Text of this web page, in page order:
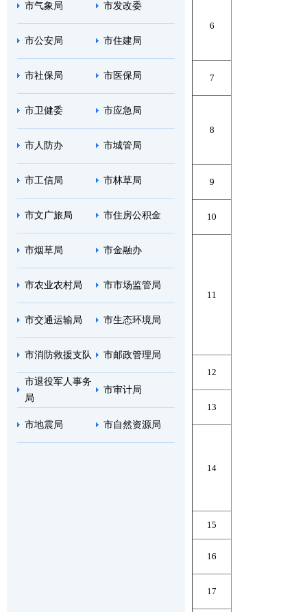
市气象局 市发改委
市公安局 市住建局
市社保局 市医保局
市卫健委 市应急局
市人防办 市城管局
市工信局 市林草局
市文广旅局 市住房公积金
市烟草局 市金融办
市农业农村局 市市场监管局
市交通运输局 市生态环境局
市消防救援支队 市邮政管理局
市退役军人事务
局
市审计局
市地震局 市自然资源局
6
7
8
9
10
11
12
13
14
15
16
17